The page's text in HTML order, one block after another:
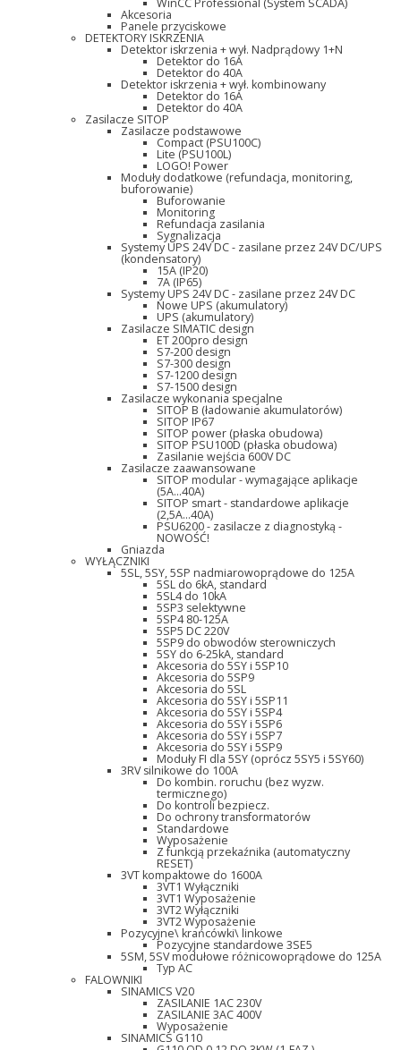
WinCC Professional (System SCADA)
Akcesoria
Panele przyciskowe
DETEKTORY ISKRZENIA
Detektor iskrzenia + wył. Nadprądowy 1+N
Detektor do 16A
Detektor do 40A
Detektor iskrzenia + wył. kombinowany
Detektor do 16A
Detektor do 40A
Zasilacze SITOP
Zasilacze podstawowe
Compact (PSU100C)
Lite (PSU100L)
LOGO! Power
Moduły dodatkowe (refundacja, monitoring,
buforowanie)
Buforowanie
Monitoring
Refundacja zasilania
Sygnalizacja
Systemy UPS 24V DC - zasilane przez 24V DC/UPS
(kondensatory)
15A (IP20)
7A (IP65)
Systemy UPS 24V DC - zasilane przez 24V DC
Nowe UPS (akumulatory)
UPS (akumulatory)
Zasilacze SIMATIC design
ET 200pro design
S7-200 design
S7-300 design
S7-1200 design
S7-1500 design
Zasilacze wykonania specjalne
SITOP B (ładowanie akumulatorów)
SITOP IP67
SITOP power (płaska obudowa)
SITOP PSU100D (płaska obudowa)
Zasilanie wejścia 600V DC
Zasilacze zaawansowane
SITOP modular - wymagające aplikacje
(5A...40A)
SITOP smart - standardowe aplikacje
(2,5A...40A)
PSU6200 - zasilacze z diagnostyką -
NOWOŚĆ!
Gniazda
WYŁĄCZNIKI
5SL, 5SY, 5SP nadmiarowoprądowe do 125A
5SL do 6kA, standard
5SL4 do 10kA
5SP3 selektywne
5SP4 80-125A
5SP5 DC 220V
5SP9 do obwodów sterowniczych
5SY do 6-25kA, standard
Akcesoria do 5SY i 5SP10
Akcesoria do 5SP9
Akcesoria do 5SL
Akcesoria do 5SY i 5SP11
Akcesoria do 5SY i 5SP4
Akcesoria do 5SY i 5SP6
Akcesoria do 5SY i 5SP7
Akcesoria do 5SY i 5SP9
Moduły FI dla 5SY (oprócz 5SY5 i 5SY60)
3RV silnikowe do 100A
Do kombin. roruchu (bez wyzw.
termicznego)
Do kontroli bezpiecz.
Do ochrony transformatorów
Standardowe
Wyposażenie
Z funkcją przekaźnika (automatyczny
RESET)
3VT kompaktowe do 1600A
3VT1 Wyłączniki
3VT1 Wyposażenie
3VT2 Wyłączniki
3VT2 Wyposażenie
Pozycyjne\ krańcówki\ linkowe
Pozycyjne standardowe 3SE5
5SM, 5SV modułowe różnicowoprądowe do 125A
Typ AC
FALOWNIKI
SINAMICS V20
ZASILANIE 1AC 230V
ZASILANIE 3AC 400V
Wyposażenie
SINAMICS G110